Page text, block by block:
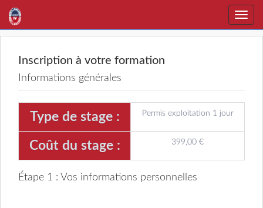
Toggle
Inscription à votre formation
Informations générales
Type de stage : Permis exploitation 1 jour
Coût du stage : 399,00 €
Étape 1 : Vos informations personnelles